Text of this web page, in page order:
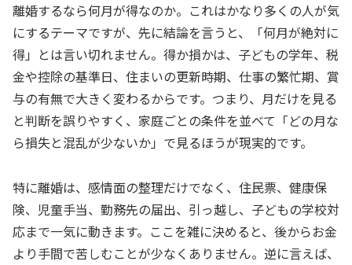
離婚するなら何月が得なのか。これはかなり多くの人が気
にするテーマですが、先に結論を言うと、「何月が絶対に
得」とは言い切れません。得か損かは、子どもの学年、税
金や控除の基準日、住まいの更新時期、仕事の繁忙期、賞
与の有無で大きく変わるからです。つまり、月だけを見る
と判断を誤りやすく、家庭ごとの条件を並べて「どの月な
ら損失と混乱が少ないか」で見るほうが現実的です。
特に離婚は、感情面の整理だけでなく、住民票、健康保
険、児童手当、勤務先の届出、引っ越し、子どもの学校対
応まで一気に動きます。ここを雑に決めると、後からお金
より手間で苦しむことが少なくありません。逆に言えば、